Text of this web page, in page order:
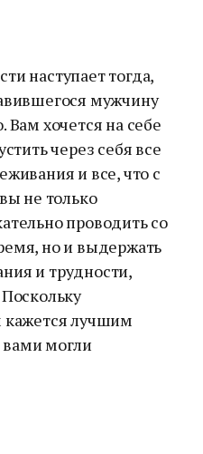
наступает тогда,
мужчину
хочется на себе
через себя все
и все, что с
не только
проводить со
но и выдержать
и трудности,
кажется лучшим
вами могли